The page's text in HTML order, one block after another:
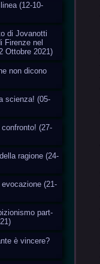
(12-10-
di Jovanotti
Firenze nel
Ottobre 2021)
non dicono
scienza! (05-
(27-
ragione (24-
(21-
part-
è vincere?